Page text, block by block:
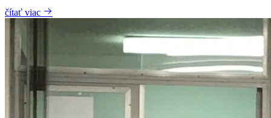
čítať viac